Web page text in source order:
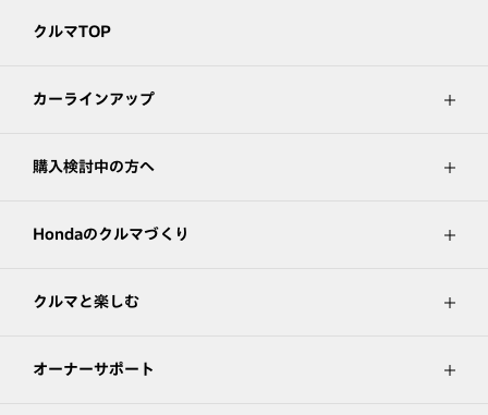
クルマTOP
カーラインアップ
購入検討中の方へ
Hondaのクルマづくり
クルマと楽しむ
オーナーサポート